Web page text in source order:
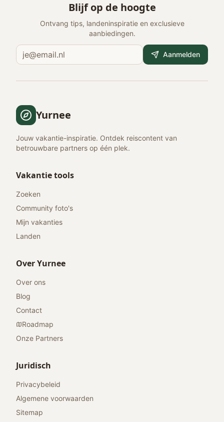
Blijf op de hoogte
Ontvang tips, landeninspiratie en exclusieve
aanbiedingen.
Aanmelden
Yurnee
Jouw vakantie-inspiratie. Ontdek reiscontent van
betrouwbare partners op één plek.
Vakantie tools
Zoeken
Community foto's
Mijn vakanties
Landen
Over Yurnee
Over ons
Blog
Contact
Roadmap
Onze Partners
Juridisch
Privacybeleid
Algemene voorwaarden
Sitemap